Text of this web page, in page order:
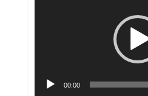
00:00